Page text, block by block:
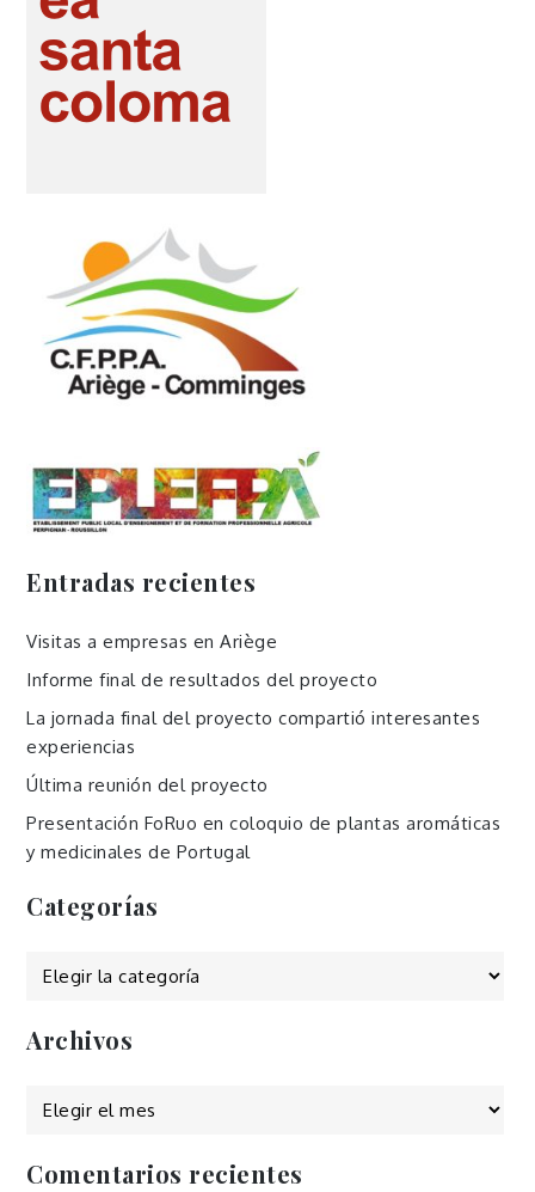
Entradas recientes
Visitas a empresas en Ariège
Informe final de resultados del proyecto
La jornada final del proyecto compartió interesantes
experiencias
Última reunión del proyecto
Presentación FoRuo en coloquio de plantas aromáticas
y medicinales de Portugal
Categorías
Categorías
Archivos
Comentarios recientes